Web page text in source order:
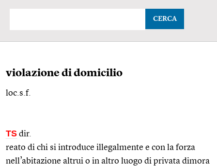
CERCA
violazione di domicilio
loc.s.f.
TS dir.
reato di chi si introduce illegalmente e con la forza
nell’abitazione altrui o in altro luogo di privata dimora